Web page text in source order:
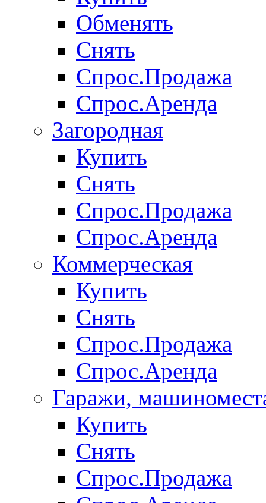
Обменять
Снять
Спрос.Продажа
Спрос.Аренда
Загородная
Купить
Снять
Спрос.Продажа
Спрос.Аренда
Коммерческая
Купить
Снять
Спрос.Продажа
Спрос.Аренда
Гаражи,
Купить
Снять
Спрос.Продажа